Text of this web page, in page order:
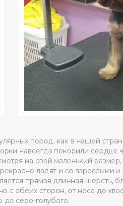
пород, как в нашей
навсегда покорили сердце
на свой маленький
ладят и со взрослыми и
прямая длинная шерсть,
обеих сторон, от носа до
до серо-голубого.